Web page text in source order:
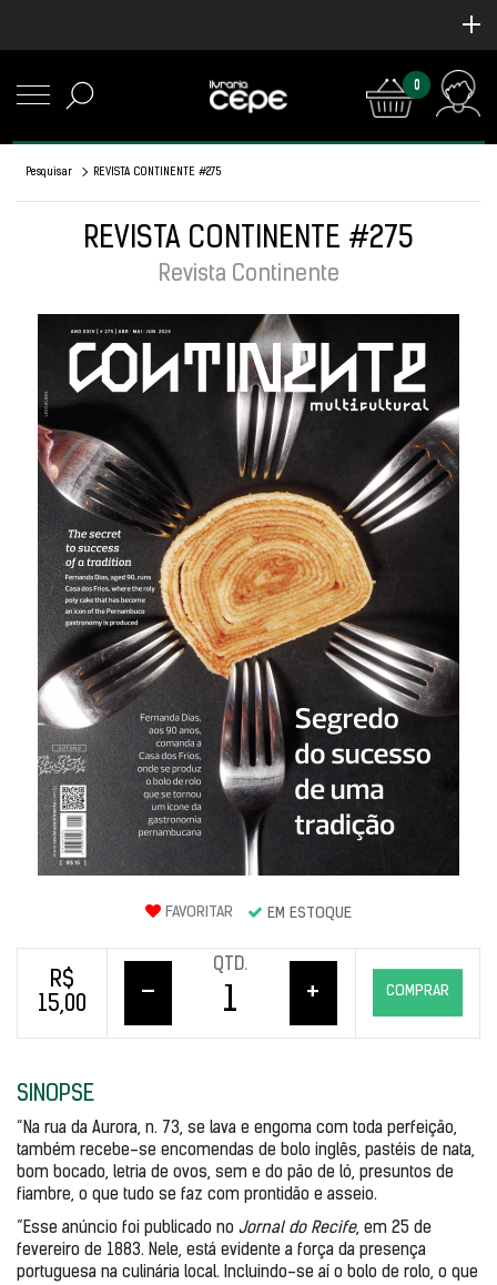
0
Pesquisar REVISTA CONTINENTE #275
REVISTA CONTINENTE #275
Revista Continente
FAVORITAR EM ESTOQUE
R$
15,00
–
QTD.
+ COMPRAR
SINOPSE
“Na rua da Aurora, n. 73, se lava e engoma com toda perfeição,
também recebe-se encomendas de bolo inglês, pastéis de nata,
bom bocado, letria de ovos, sem e do pão de ló, presuntos de
fiambre, o que tudo se faz com prontidão e asseio.
”Esse anúncio foi publicado no Jornal do Recife, em 25 de
fevereiro de 1883. Nele, está evidente a força da presença
portuguesa na culinária local. Incluindo-se aí o bolo de rolo, o que